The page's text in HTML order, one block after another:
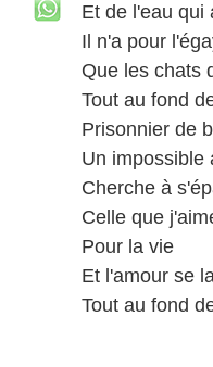
Et de l'eau qui
Il n'a pour
Que les chats
Tout au fond
Prisonnier de
Un impossible
Cherche à
Celle que
Pour la vie
Et l'amour se
Tout au fond